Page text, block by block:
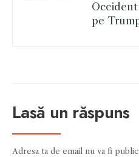
pe
Lasă un răspuns
Adresa ta de email nu va fi